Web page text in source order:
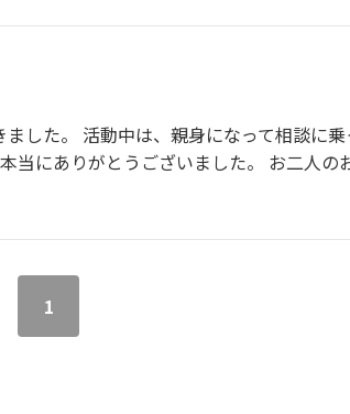
した。 活動中は、親身になって相談に
当にありがとうございました。 お二人の
1